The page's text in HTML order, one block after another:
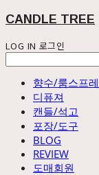
CANDLE TREE
LOG IN 로그인
향수/룸스프
디퓨져
캔들/석고
포장/도구
BLOG
REVIEW
도매회원